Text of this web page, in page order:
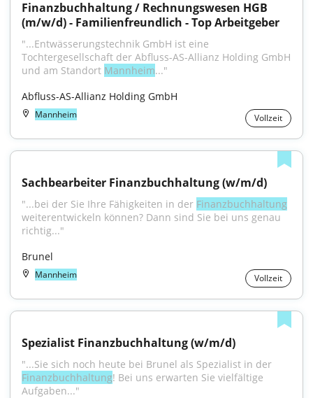
Finanzbuchhaltung / Rechnungswesen HGB
(m/w/d) - Familienfreundlich - Top Arbeitgeber
"...Entwässerungstechnik GmbH ist eine
Tochtergesellschaft der Abfluss-AS-Allianz Holding GmbH
und am Standort Mannheim..."
Abfluss-AS-Allianz Holding GmbH
Mannheim Vollzeit
Sachbearbeiter Finanzbuchhaltung (w/m/d)
"...bei der Sie Ihre Fähigkeiten in der Finanzbuchhaltung
weiterentwickeln können? Dann sind Sie bei uns genau
richtig..."
Brunel
Mannheim Vollzeit
Spezialist Finanzbuchhaltung (w/m/d)
Finanzbuchhaltung! Bei uns erwarten Sie vielfältige
Aufgaben..."